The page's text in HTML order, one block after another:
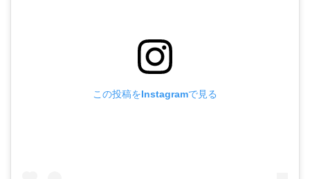
この投稿をInstagramで見る